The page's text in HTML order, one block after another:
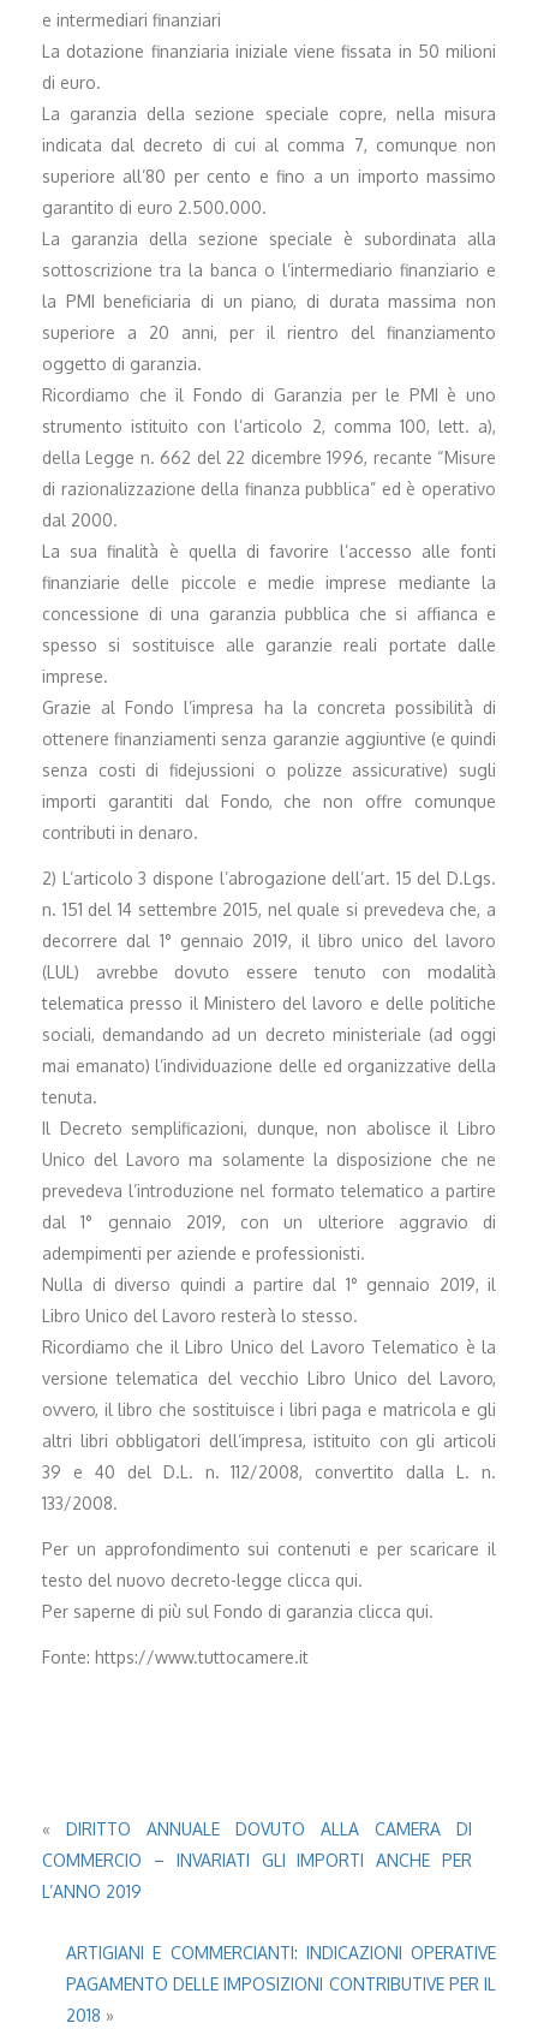
e intermediari finanziari
La dotazione finanziaria iniziale viene fissata in 50 milioni
di euro.
La garanzia della sezione speciale copre, nella misura
indicata dal decreto di cui al comma 7, comunque non
superiore all’80 per cento e fino a un importo massimo
garantito di euro 2.500.000.
La garanzia della sezione speciale è subordinata alla
sottoscrizione tra la banca o l’intermediario finanziario e
la PMI beneficiaria di un piano, di durata massima non
superiore a 20 anni, per il rientro del finanziamento
oggetto di garanzia.
Ricordiamo che il Fondo di Garanzia per le PMI è uno
strumento istituito con l’articolo 2, comma 100, lett. a),
della Legge n. 662 del 22 dicembre 1996, recante “Misure
di razionalizzazione della finanza pubblica” ed è operativo
dal 2000.
La sua finalità è quella di favorire l’accesso alle fonti
finanziarie delle piccole e medie imprese mediante la
concessione di una garanzia pubblica che si affianca e
spesso si sostituisce alle garanzie reali portate dalle
imprese.
Grazie al Fondo l’impresa ha la concreta possibilità di
ottenere finanziamenti senza garanzie aggiuntive (e quindi
senza costi di fidejussioni o polizze assicurative) sugli
importi garantiti dal Fondo, che non offre comunque
contributi in denaro.
2) L’articolo 3 dispone l’abrogazione dell’art. 15 del D.Lgs.
n. 151 del 14 settembre 2015, nel quale si prevedeva che, a
decorrere dal 1° gennaio 2019, il libro unico del lavoro
(LUL) avrebbe dovuto essere tenuto con modalità
telematica presso il Ministero del lavoro e delle politiche
sociali, demandando ad un decreto ministeriale (ad oggi
mai emanato) l’individuazione delle ed organizzative della
tenuta.
Il Decreto semplificazioni, dunque, non abolisce il Libro
Unico del Lavoro ma solamente la disposizione che ne
prevedeva l’introduzione nel formato telematico a partire
dal 1° gennaio 2019, con un ulteriore aggravio di
adempimenti per aziende e professionisti.
Nulla di diverso quindi a partire dal 1° gennaio 2019, il
Libro Unico del Lavoro resterà lo stesso.
Ricordiamo che il Libro Unico del Lavoro Telematico è la
versione telematica del vecchio Libro Unico del Lavoro,
ovvero, il libro che sostituisce i libri paga e matricola e gli
altri libri obbligatori dell’impresa, istituito con gli articoli
39 e 40 del D.L. n. 112/2008, convertito dalla L. n.
133/2008.
Per un approfondimento sui contenuti e per scaricare il
testo del nuovo decreto-legge clicca qui.
Per saperne di più sul Fondo di garanzia clicca qui.
Fonte: https://www.tuttocamere.it
« DIRITTO ANNUALE DOVUTO ALLA CAMERA DI
COMMERCIO – INVARIATI GLI IMPORTI ANCHE PER
L’ANNO 2019
ARTIGIANI E COMMERCIANTI: INDICAZIONI OPERATIVE
PAGAMENTO DELLE IMPOSIZIONI CONTRIBUTIVE PER IL
2018 »